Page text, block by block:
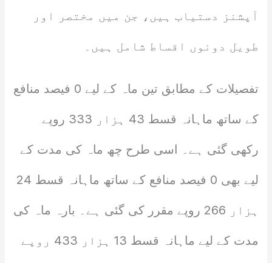
آپشنز دستیاب ہیں، جن میں مختصر اور
طویل دونوں اقساط شامل ہیں۔
تفصیلات کے مطابق تین ماہ کے لیے 0 فیصد منافع
کے ساتھ ماہانہ قسط 43 ہزار 333 روپے
رکھی گئی ہے۔ اسی طرح چھ ماہ کی مدت کے
لیے بھی 0 فیصد منافع کے ساتھ ماہانہ قسط 24
ہزار 266 روپے مقرر کی گئی ہے۔ بارہ ماہ کی
مدت کے لیے ماہانہ قسط 13 ہزار 433 روپے